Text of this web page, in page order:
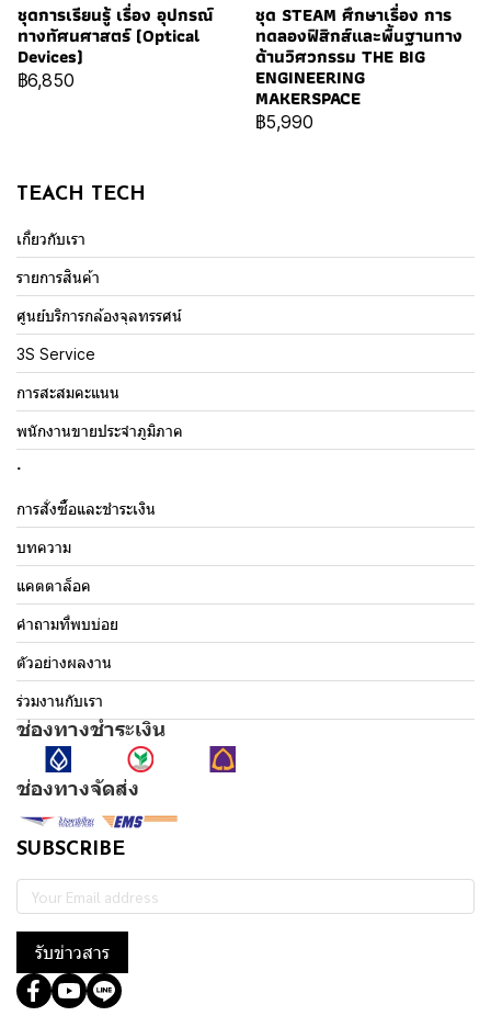
ชุดการเรียนรู้ เรื่อง อุปกรณ์
ทางทัศนศาสตร์ (Optical
Devices)
฿6,850
ชุด STEAM ศึกษาเรื่อง การ
ทดลองฟิสิกส์และพื้นฐานทาง
ด้านวิศวกรรม THE BIG
ENGINEERING
MAKERSPACE
฿5,990
TEACH TECH
เกี่ยวกับเรา
รายการสินค้า
ศูนย์บริการกล้องจุลทรรศน์
3S Service
การสะสมคะแนน
พนักงานขายประจำภูมิภาค
.
การสั่งซื้อและชำระเงิน
บทความ
แคตตาล็อค
คำถามที่พบบ่อย
ตัวอย่างผลงาน
ร่วมงานกับเรา
ช่องทางชำระเงิน
ช่องทางจัดส่ง
SUBSCRIBE
รับข่าวสาร